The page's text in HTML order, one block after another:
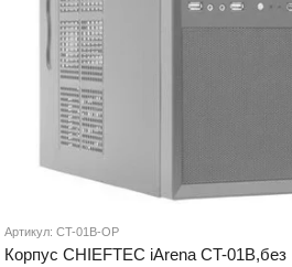
Артикул: CT-01B-OP
Корпус CHIEFTEC iArena CT-01B,без